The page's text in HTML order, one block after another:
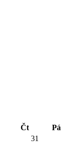
Čt
Pá
31